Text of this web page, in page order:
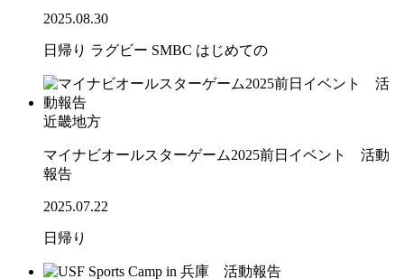
2025.08.30
日帰り ラグビー SMBC はじめての
近畿地方
マイナビオールスターゲーム2025前日イベント 活動
報告
2025.07.22
日帰り